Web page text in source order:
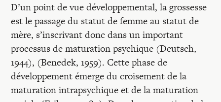
D’un point de vue développemental, la grossesse
est le passage du statut de femme au statut de
mère, s’inscrivant donc dans un important
processus de maturation psychique (Deutsch,
1944), (Benedek, 1959). Cette phase de
développement émerge du croisement de la
maturation intrapsychique et de la maturation